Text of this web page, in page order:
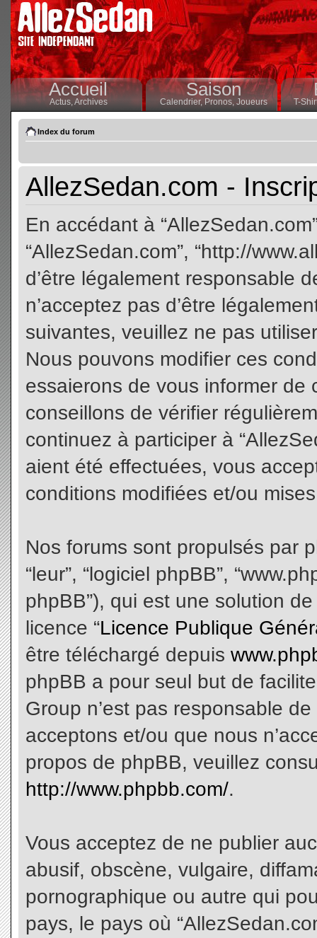
Accueil
Actus,Archives
Saison
Calendrier,Pronos, Joueurs T-
Index du forum
AllezSedan.com -
En accédant à
“AllezSedan.com”, “http://
d’être légalement responsable
n’acceptez pas d’être
suivantes, veuillez ne pas
Nous pouvons modifier ces
essaierons de vous informer
conseillons de vérifier
continuez à participer à
aient été effectuées, vous
conditions modifiées et/ou
Nos forums sont propulsés par
“leur”, “logiciel phpBB”,
phpBB”), qui est une solution
licence “Licence Publique
être téléchargé depuis
phpBB a pour seul but de
Group n’est pas responsable
acceptons et/ou que nous
propos de phpBB, veuillez
http://www.phpbb.com/.
Vous acceptez de ne publier
abusif, obscène, vulgaire,
pornographique ou autre qui
pays, le pays où